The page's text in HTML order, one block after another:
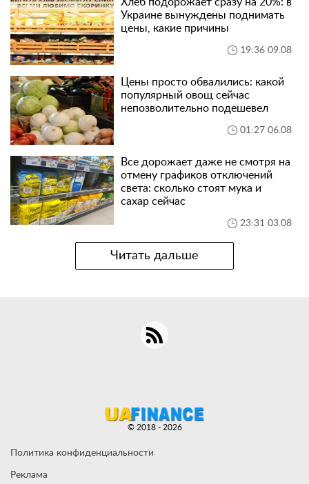
Хлеб подорожает сразу на 20%: в
Украине вынуждены поднимать
цены, какие причины
19:36 09.08
Цены просто обвалились: какой
популярный овощ сейчас
непозволительно подешевел
01:27 06.08
Все дорожает даже не смотря на
отмену графиков отключений
света: сколько стоят мука и
сахар сейчас
23:31 03.08
Читать дальше
Политика конфиденциальности
Реклама
© 2018 - 2026